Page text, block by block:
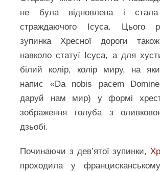
не була відновлена і
страждаючого Ісуса. Цього
зупинка Хресної дороги
навколо статуї Ісуса, а для
білий колір, колір миру, на
напис «Da nobis pacem
даруй нам мир) у формі
зображення голуба з
дзьобі.
Починаючи з дев’ятої зупинки,
проходила у